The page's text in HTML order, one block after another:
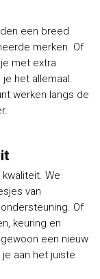
een breed
merken. Of
met extra
het allemaal.
werken langs de
We
van
Of
keuring en
een nieuw
aan het juiste